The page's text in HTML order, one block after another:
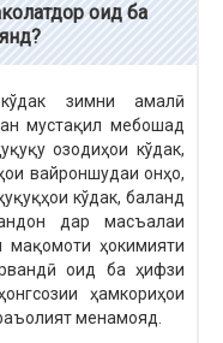
оид ба
зимни амалӣ
мустақил мебошад
озодиҳои кўдак,
вайроншудаи онҳо,
кўдак, баланд
дар масъалаи
мақомоти ҳокимияти
оид ба ҳифзи
ҳамкориҳои
менамояд.